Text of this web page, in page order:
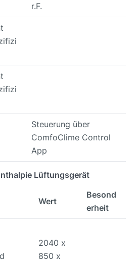
r.F.
Steuerung über
ComfoClime Control
App
Lüftungsgerät
Wert
Besond
erheit
2040 x
850 x